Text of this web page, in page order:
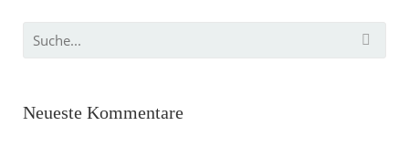
Neueste Kommentare